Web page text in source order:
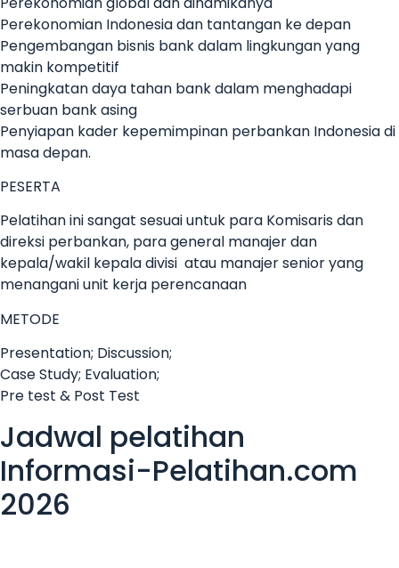
Perekonomian Indonesia dan tantangan ke depan
Pengembangan bisnis bank dalam lingkungan yang
makin kompetitif
Peningkatan daya tahan bank dalam menghadapi
serbuan bank asing
Penyiapan kader kepemimpinan perbankan Indonesia di
masa depan.
PESERTA
Pelatihan ini sangat sesuai untuk para Komisaris dan
direksi perbankan, para general manajer dan
kepala/wakil kepala divisi atau manajer senior yang
menangani unit kerja perencanaan
METODE
Presentation; Discussion;
Case Study; Evaluation;
Pre test & Post Test
Jadwal pelatihan
Informasi-Pelatihan.com
2026